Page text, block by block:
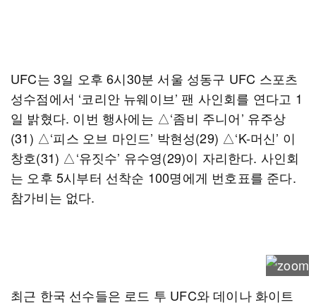
UFC는 3일 오후 6시30분 서울 성동구 UFC 스포츠
성수점에서 ‘코리안 뉴웨이브’ 팬 사인회를 연다고 1
일 밝혔다. 이번 행사에는 △‘좀비 주니어’ 유주상
(31) △‘피스 오브 마인드’ 박현성(29) △‘K-머신’ 이
창호(31) △‘유짓수’ 유수영(29)이 자리한다. 사인회
는 오후 5시부터 선착순 100명에게 번호표를 준다.
참가비는 없다.
최근 한국 선수들은 로드 투 UFC와 데이나 화이트